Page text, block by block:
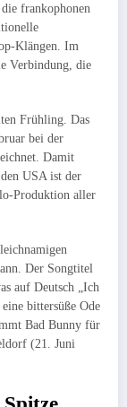
frankophonen
Klängen. Im
Verbindung, die
Frühling. Das
bei der
Damit
USA ist der
Produktion aller
Der Songtitel
auf Deutsch „Ich
bittersüße Ode
Bad Bunny für
(21. Juni